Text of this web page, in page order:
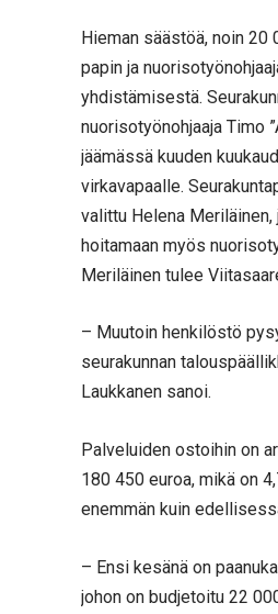
Hieman säästöä, noin 20
papin ja
yhdistämisestä.
nuorisotyönohjaaja Timo
jäämässä kuuden
virkavapaalle.
valittu Helena Meriläinen,
hoitamaan myös
Meriläinen tulee
– Muutoin henkilöstö
seurakunnan
Laukkanen sanoi.
Palveluiden ostoihin on
180 450 euroa, mikä on
enemmän kuin
– Ensi kesänä on
johon on budjetoitu 22